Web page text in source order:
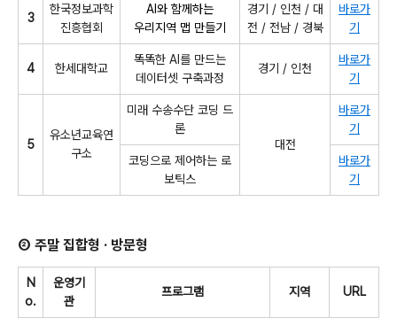
3
한국정보과학
진흥협회
AI와 함께하는
우리지역 맵 만들기
경기 / 인천 / 대
전 / 전남 / 경북
바로가
기
4 한세대학교
똑똑한 AI를 만드는
데이터셋 구축과정
경기 / 인천
바로가
기
5
유소년교육연
구소
미래 수송수단 코딩 드
론
대전
바로가
기
코딩으로 제어하는 로
보틱스
바로가
기
② 주말 집합형 · 방문형
N
o.
운영기
관
프로그램 지역 URL